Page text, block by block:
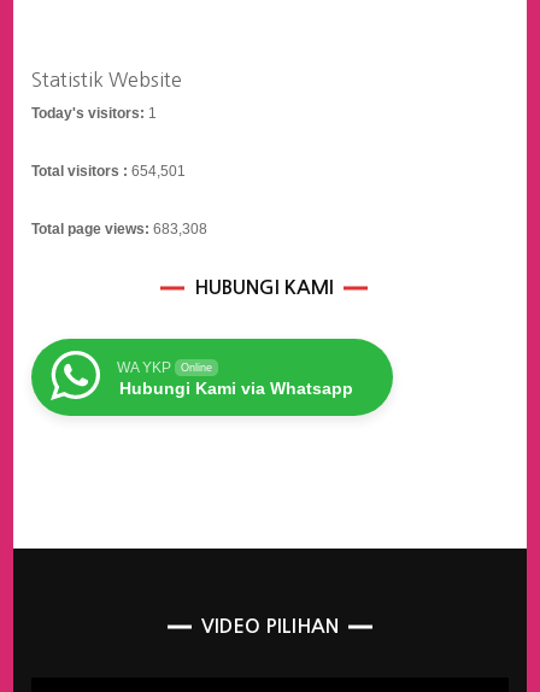
Statistik Website
Today's visitors: 1
Total visitors :654,501
Total page views:683,308
HUBUNGI KAMI
WA YKP Online
Hubungi Kami via Whatsapp
VIDEO PILIHAN